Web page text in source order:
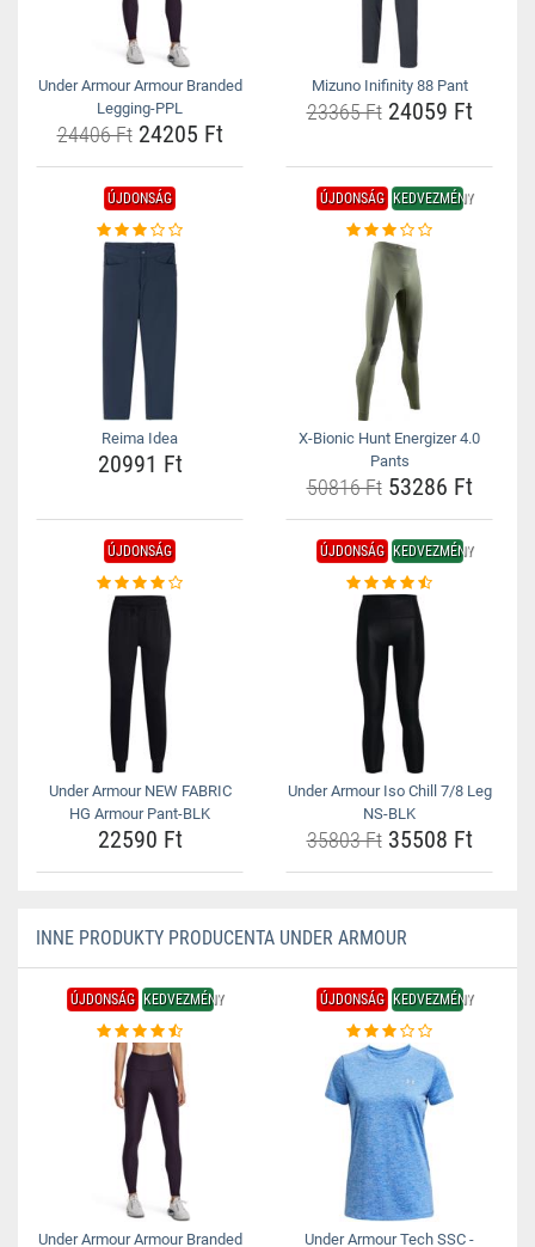
Under Armour Armour Branded
Legging-PPL
24406 Ft24205 Ft
Mizuno Inifinity 88 Pant
23365 Ft24059 Ft
ÚJDONSÁG
Reima Idea
20991 Ft
ÚJDONSÁG KEDVEZMÉNY
X-Bionic Hunt Energizer 4.0
Pants
50816 Ft53286 Ft
ÚJDONSÁG
Under Armour NEW FABRIC
HG Armour Pant-BLK
22590 Ft
ÚJDONSÁG KEDVEZMÉNY
Under Armour Iso Chill 7/8 Leg
NS-BLK
35803 Ft35508 Ft
INNE PRODUKTY PRODUCENTA UNDER ARMOUR
ÚJDONSÁG KEDVEZMÉNY
Under Armour Armour Branded
ÚJDONSÁG KEDVEZMÉNY
Under Armour Tech SSC -